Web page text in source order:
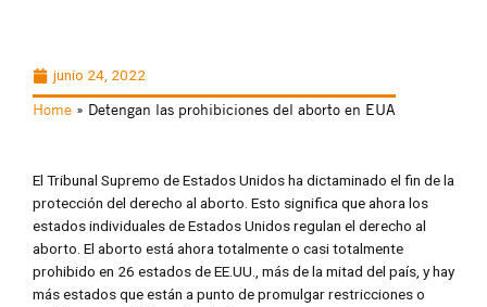
junio 24, 2022
Home » Detengan las prohibiciones del aborto en EUA
El Tribunal Supremo de Estados Unidos ha dictaminado el fin de la
protección del derecho al aborto. Esto significa que ahora los
estados individuales de Estados Unidos regulan el derecho al
aborto. El aborto está ahora totalmente o casi totalmente
prohibido en 26 estados de EE.UU., más de la mitad del país, y hay
más estados que están a punto de promulgar restricciones o